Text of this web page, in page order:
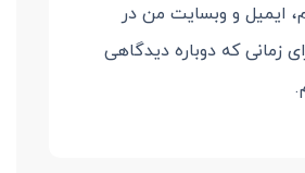
ایمیل و وبسایت من در
زمانی که دوباره دیدگاهی